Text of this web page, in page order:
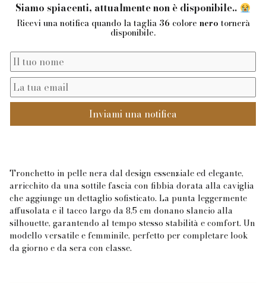
Siamo spiacenti, attualmente non è disponibile..
Ricevi una notifica quando la taglia 36 colore nero tornerà
disponibile.
Inviami una notifica
Tronchetto in pelle nera dal design essenziale ed elegante,
arricchito da una sottile fascia con fibbia dorata alla caviglia
che aggiunge un dettaglio sofisticato. La punta leggermente
affusolata e il tacco largo da 8,5 cm donano slancio alla
silhouette, garantendo al tempo stesso stabilità e comfort. Un
modello versatile e femminile, perfetto per completare look
da giorno e da sera con classe.